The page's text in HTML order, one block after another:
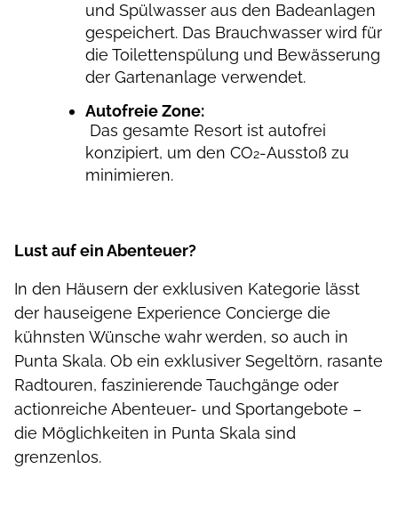
und Spülwasser aus den Badeanlagen
gespeichert. Das Brauchwasser wird für
die Toilettenspülung und Bewässerung
der Gartenanlage verwendet.
Autofreie Zone:
Das gesamte Resort ist autofrei
konzipiert, um den CO2-Ausstoß zu
minimieren.
Lust auf ein Abenteuer?
In den Häusern der exklusiven Kategorie lässt
der hauseigene Experience Concierge die
kühnsten Wünsche wahr werden, so auch in
Punta Skala. Ob ein exklusiver Segeltörn, rasante
Radtouren, faszinierende Tauchgänge oder
actionreiche Abenteuer- und Sportangebote –
die Möglichkeiten in Punta Skala sind
grenzenlos.